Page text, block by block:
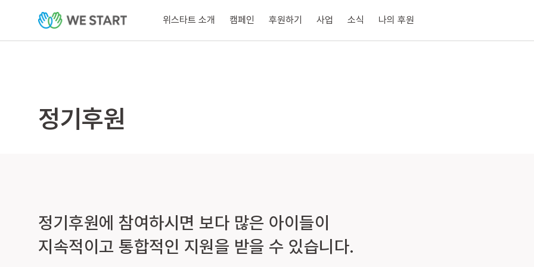
위스타트 소개 캠페인 후원하기 사업 소식 나의 후원
정기후원
정기후원에 참여하시면 보다 많은 아이들이
지속적이고 통합적인 지원을 받을 수 있습니다.